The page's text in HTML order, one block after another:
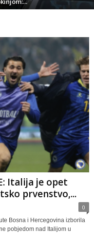
Italija je opet
prvenstvo,...
0
Bosna i Hercegovina izborila
pobjedom nad Italijom u